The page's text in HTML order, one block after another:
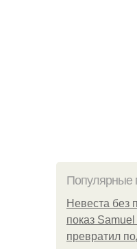
Популярные
Невеста без
показ
превратил